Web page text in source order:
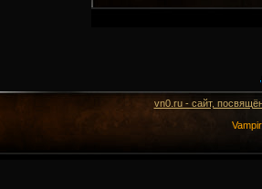
vn0.ru - сайт,